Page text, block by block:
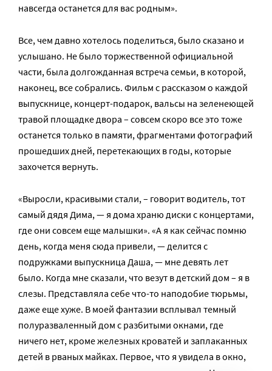
навсегда останется для вас родным».
Все, чем давно хотелось поделиться, было сказано и
услышано. Не было торжественной официальной
части, была долгожданная встреча семьи, в которой,
наконец, все собрались. Фильм с рассказом о каждой
выпускнице, концерт-подарок, вальсы на зеленеющей
травой площадке двора – совсем скоро все это тоже
останется только в памяти, фрагментами фотографий
прошедших дней, перетекающих в годы, которые
захочется вернуть.
«Выросли, красивыми стали, – говорит водитель, тот
самый дядя Дима, — я дома храню диски с концертами,
где они совсем еще малышки». «А я как сейчас помню
день, когда меня сюда привели, — делится с
подружками выпускница Даша, — мне девять лет
было. Когда мне сказали, что везут в детский дом – я в
слезы. Представляла себе что-то наподобие тюрьмы,
даже еще хуже. В моей фантазии всплывал темный
полуразваленный дом с разбитыми окнами, где
ничего нет, кроме железных кроватей и заплаканных
детей в рваных майках. Первое, что я увидела в окно,